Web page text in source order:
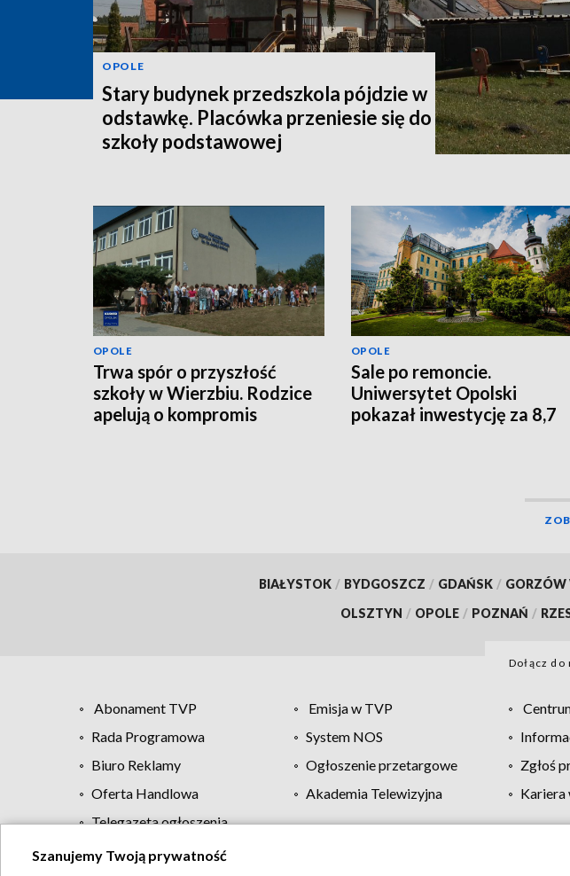
OPOLE
Stary budynek przedszkola pójdzie w
odstawkę. Placówka przeniesie się do
szkoły podstawowej
OPOLE
Trwa spór o przyszłość
szkoły w Wierzbiu. Rodzice
apelują o kompromis
OPOLE
Sale po remoncie.
Uniwersytet Opolski
pokazał inwestycję za 8,7
BIAŁYSTOK / BYDGOSZCZ / GDAŃSK / GORZÓW
OLSZTYN / OPOLE / POZNAŃ /
Dołącz do
Abonament TVP Emisja w TVP
Rada Programowa
System NOS
Biuro Reklamy
Ogłoszenie przetargowe Zgłoś
Oferta Handlowa
Akademia Telewizyjna Kariera
Telegazeta ogłoszenia
Szanujemy Twoją prywatność